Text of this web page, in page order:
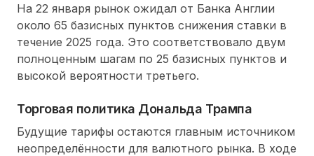
На 22 января рынок ожидал от Банка Англии
около 65 базисных пунктов снижения ставки в
течение 2025 года. Это соответствовало двум
полноценным шагам по 25 базисных пунктов и
высокой вероятности третьего.
Торговая политика Дональда Трампа
Будущие тарифы остаются главным источником
неопределённости для валютного рынка. В ходе